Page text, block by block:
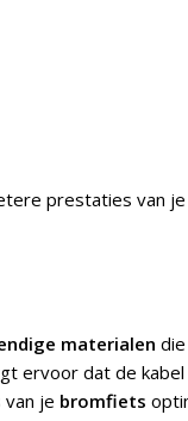
prestaties van je
materialen
ervoor dat de
je bromfiets